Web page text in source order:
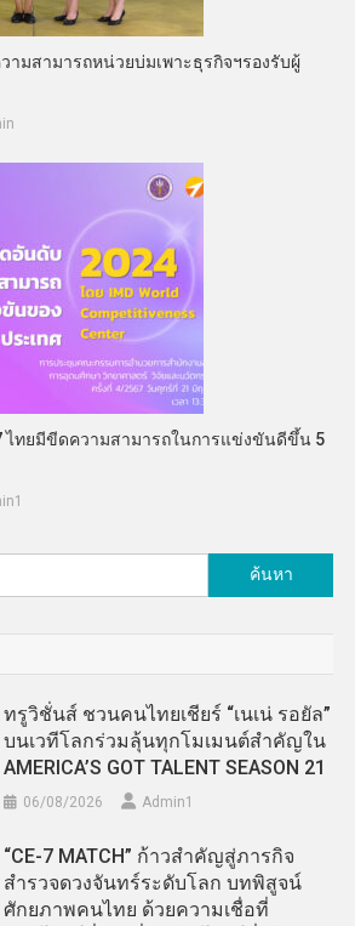
ามสามารถหน่วยบ่มเพาะธุรกิจฯรองรับผู้
ไทยมีขีดความสามารถในการแข่งขันดีขึ้น 5
สำหรับ:
ทรูวิชั่นส์ ชวนคนไทยเชียร์ “เนเน่ รอยัล”
บนเวทีโลกร่วมลุ้นทุกโมเมนต์สำคัญใน
AMERICA’S GOT TALENT SEASON 21
06/08/2026 Admin​1
“CE-7 MATCH” ก้าวสำคัญสู่ภารกิจ
สำรวจดวงจันทร์ระดับโลก บทพิสูจน์
ศักยภาพคนไทย ด้วยความเชื่อที่